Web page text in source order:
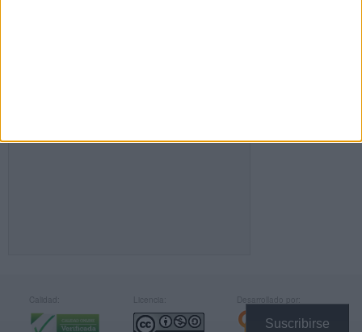
Suscribirse